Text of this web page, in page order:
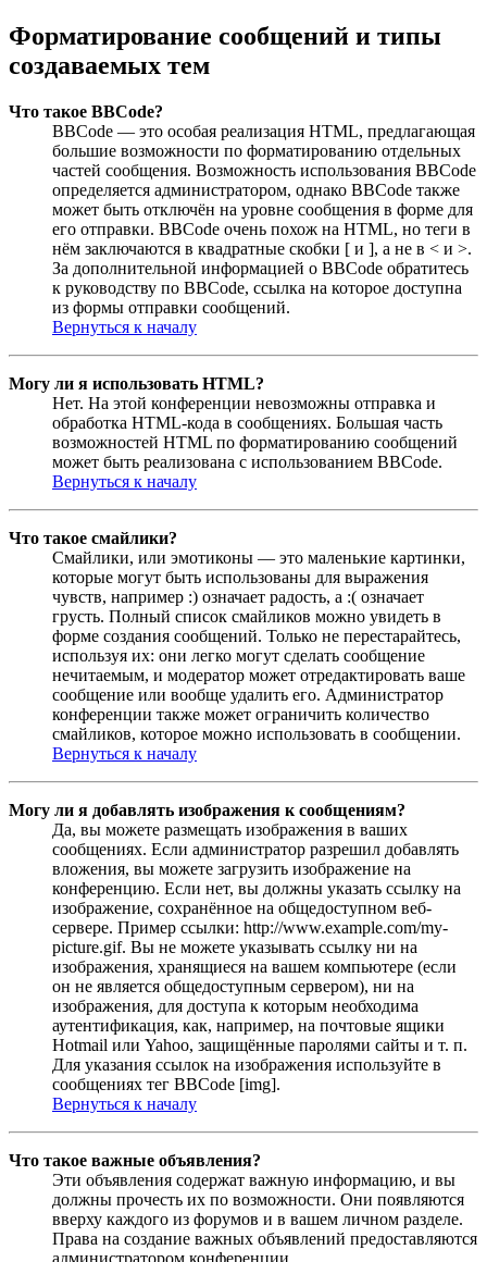
Форматирование сообщений и типы
создаваемых тем
Что такое BBCode?
BBCode — это особая реализация HTML, предлагающая
большие возможности по форматированию отдельных
частей сообщения. Возможность использования BBCode
определяется администратором, однако BBCode также
может быть отключён на уровне сообщения в форме для
его отправки. BBCode очень похож на HTML, но теги в
нём заключаются в квадратные скобки [ и ], а не в < и >.
За дополнительной информацией о BBCode обратитесь
к руководству по BBCode, ссылка на которое доступна
из формы отправки сообщений.
Вернуться к началу
Могу ли я использовать HTML?
Нет. На этой конференции невозможны отправка и
обработка HTML-кода в сообщениях. Большая часть
возможностей HTML по форматированию сообщений
может быть реализована с использованием BBCode.
Вернуться к началу
Что такое смайлики?
Смайлики, или эмотиконы — это маленькие картинки,
которые могут быть использованы для выражения
чувств, например :) означает радость, а :( означает
грусть. Полный список смайликов можно увидеть в
форме создания сообщений. Только не перестарайтесь,
используя их: они легко могут сделать сообщение
нечитаемым, и модератор может отредактировать ваше
сообщение или вообще удалить его. Администратор
конференции также может ограничить количество
смайликов, которое можно использовать в сообщении.
Вернуться к началу
Могу ли я добавлять изображения к сообщениям?
Да, вы можете размещать изображения в ваших
сообщениях. Если администратор разрешил добавлять
вложения, вы можете загрузить изображение на
конференцию. Если нет, вы должны указать ссылку на
изображение, сохранённое на общедоступном веб-
сервере. Пример ссылки: http://www.example.com/my-
picture.gif. Вы не можете указывать ссылку ни на
изображения, хранящиеся на вашем компьютере (если
он не является общедоступным сервером), ни на
изображения, для доступа к которым необходима
аутентификация, как, например, на почтовые ящики
Hotmail или Yahoo, защищённые паролями сайты и т. п.
Для указания ссылок на изображения используйте в
сообщениях тег BBCode [img].
Вернуться к началу
Что такое важные объявления?
Эти объявления содержат важную информацию, и вы
должны прочесть их по возможности. Они появляются
вверху каждого из форумов и в вашем личном разделе.
Права на создание важных объявлений предоставляются
администратором конференции.